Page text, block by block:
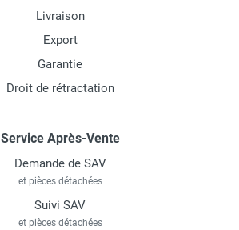
Livraison
Export
Garantie
Droit de rétractation
Service Après-Vente
Demande de SAV
et pièces détachées
Suivi SAV
et pièces détachées